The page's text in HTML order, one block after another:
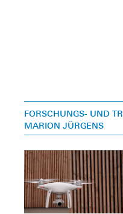
FORSCHUNGS- UND
MARION JÜRGENS